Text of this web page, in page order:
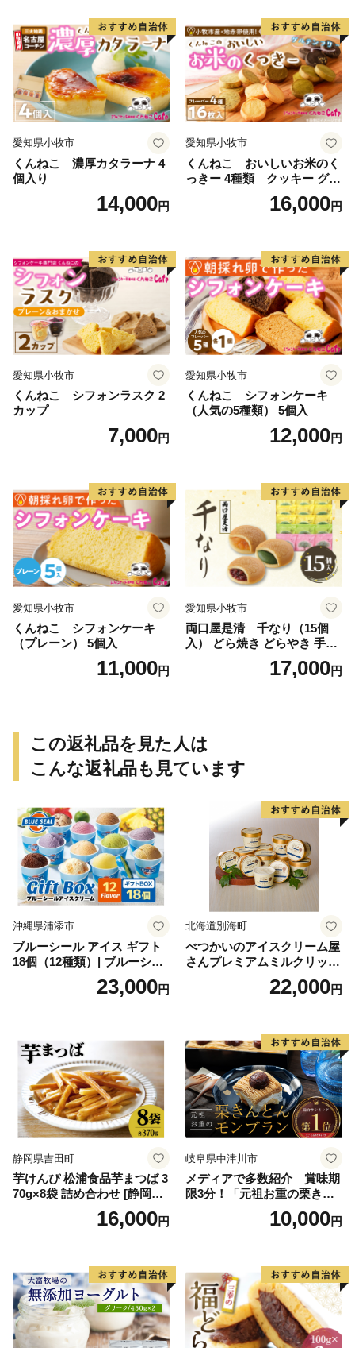
愛知県小牧市
くんねこ 濃厚カタラーナ 4
個入り
14,000円
愛知県小牧市
くんねこ おいしいお米のく
っきー 4種類 クッキー グル
16,000円
愛知県小牧市
くんねこ シフォンラスク 2
カップ
7,000円
愛知県小牧市
くんねこ シフォンケーキ
（人気の5種類） 5個入
12,000円
愛知県小牧市
くんねこ シフォンケーキ
（プレーン） 5個入
11,000円
愛知県小牧市
両口屋是清 千なり（15個
入） どら焼き どらやき 手土
産 お土産 土産 丹波大納言小
豆 抹茶 林檎 りんご 慶事 お
17,000円
この返礼品を見た人は
こんな返礼品も見ています
沖縄県浦添市
ブルーシール アイス ギフト
18個（12種類）| ブルーシー
ルアイス ブルーシールアイ
スクリーム 着日指定可能 送
誕生日 カップ 詰め合わせ バ
ラエティ | バニラ チョコレー
ト ストロベリー ピスタチオ
バニラ＆クッキー ウベ 沖縄
紅イモ 塩ちんすこう 沖縄シ
ークヮーサー 沖縄黒糖 琉球
ロイヤルミルクティ 沖縄パ
イン
23,000円
北海道別海町
べつかいのアイスクリーム屋
さんプレミアムミルクリッチ
12個（AP-01）（ 北海道アイ
ス 北海道産アイス アイス ア
道産アイス 道産アイスクリ
ーム ギフト 詰合せ 詰め合わ
せ ふるさと納税 ）
22,000円
静岡県吉田町
芋けんぴ 松浦食品芋まつば 3
70g×8袋 詰め合わせ [静岡伊
勢丹(松浦食品) 静岡県 吉田町
22424274] 芋ケンピ セット
16,000円
岐阜県中津川市
メディアで多数紹介 賞味期
限3分！「元祖お重の栗きん
とんモンブラン」 【未来の
ご褒美】スイーツ 栗 モンブ
子 菓子 F4N-2298
10,000円